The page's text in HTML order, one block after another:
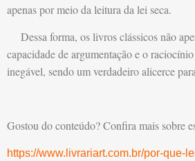
apenas por meio da leitura da lei seca.
Dessa forma, os livros clássicos não
capacidade de argumentação e o
inegável, sendo um verdadeiro alicerce
Gostou do conteúdo? Confira mais sobre
https://www.livrariart.com.br/por-que-